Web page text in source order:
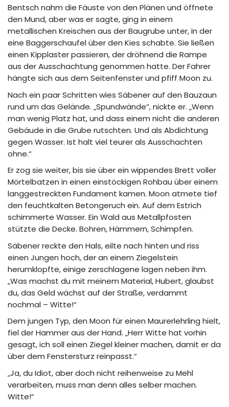
Bentsch nahm die Fäuste von den Plänen und öffnete
den Mund, aber was er sagte, ging in einem
metallischen Kreischen aus der Baugrube unter, in der
eine Baggerschaufel über den Kies schabte. Sie ließen
einen Kipplaster passieren, der dröhnend die Rampe
aus der Ausschachtung genommen hatte. Der Fahrer
hängte sich aus dem Seitenfenster und pfiff Moon zu.
Nach ein paar Schritten wies Säbener auf den Bauzaun
rund um das Gelände. „Spundwände“, nickte er. „Wenn
man wenig Platz hat, und dass einem nicht die anderen
Gebäude in die Grube rutschten. Und als Abdichtung
gegen Wasser. Ist halt viel teurer als Ausschachten
ohne.“
Er zog sie weiter, bis sie über ein wippendes Brett voller
Mörtelbatzen in einen einstöckigen Rohbau über einem
langgestreckten Fundament kamen. Moon atmete tief
den feuchtkalten Betongeruch ein. Auf dem Estrich
schimmerte Wasser. Ein Wald aus Metallpfosten
stützte die Decke. Bohren, Hämmern, Schimpfen.
Säbener reckte den Hals, eilte nach hinten und riss
einen Jungen hoch, der an einem Ziegelstein
herumklopfte, einige zerschlagene lagen neben ihm.
„Was machst du mit meinem Material, Hubert, glaubst
du, das Geld wächst auf der Straße, verdammt
nochmal – Witte!“
Dem jungen Typ, den Moon für einen Maurerlehrling hielt,
fiel der Hammer aus der Hand. „Herr Witte hat vorhin
gesagt, ich soll einen Ziegel kleiner machen, damit er da
über dem Fenstersturz reinpasst.“
„Ja, du Idiot, aber doch nicht reihenweise zu Mehl
verarbeiten, muss man denn alles selber machen.
Witte!“